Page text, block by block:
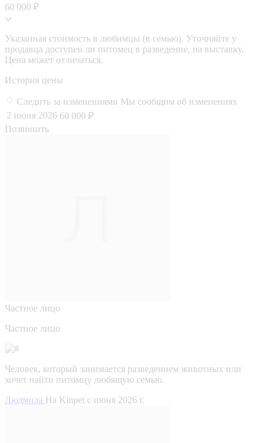
60 000 ₽
Указанная стоимость в любимцы (в семью). Уточняйте у
продавца доступен ли питомец в разведение, на выставку.
Цена может отличаться.
История цены
Следить за изменениями Мы сообщим об изменениях
2 июня 2026 60 000 ₽
Позвонить
Частное лицо
Частное лицо
Человек, который занимается разведением животных или
хочет найти питомцу любящую семью.
Людмила На Kinpet c июня 2026 г.